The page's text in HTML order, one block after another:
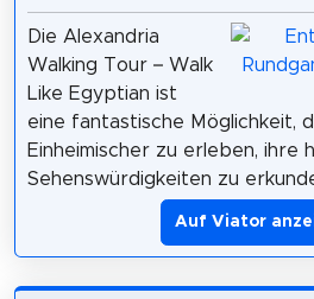
Die Alexandria
Walking Tour – Walk
Like Egyptian ist
eine fantastische Möglichkeit,
Einheimischer zu erleben, ihre
Sehenswürdigkeiten zu
Auf Viator